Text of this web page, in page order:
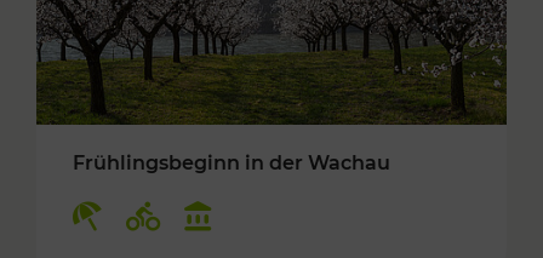
Frühlingsbeginn in der Wachau